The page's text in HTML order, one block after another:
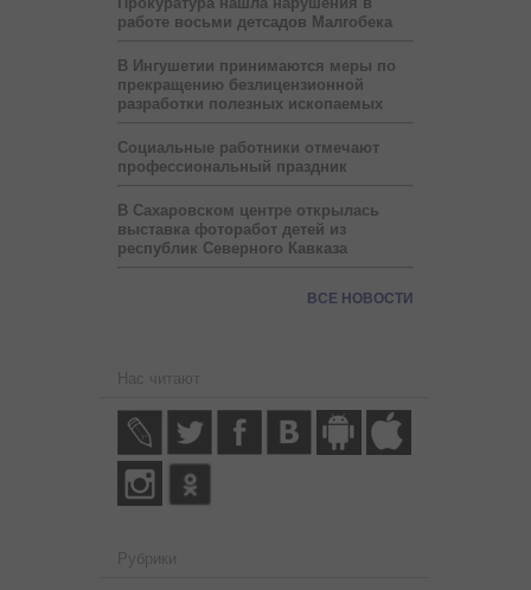
работе восьми детсадов Малгобека
В Ингушетии принимаются меры по
прекращению безлицензионной
разработки полезных ископаемых
Социальные работники отмечают
профессиональный праздник
В Сахаровском центре открылась
выставка фоторабот детей из
республик Северного Кавказа
ВСЕ НОВОСТИ
Нас читают
Рубрики